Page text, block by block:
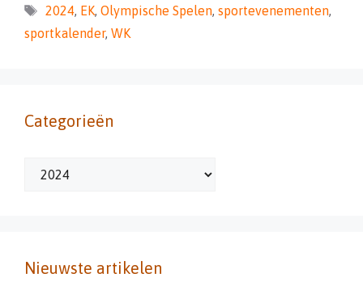
Tags
2024, EK, Olympische Spelen, sportevenementen,
sportkalender, WK
Categorieën
Categorieën
Nieuwste artikelen